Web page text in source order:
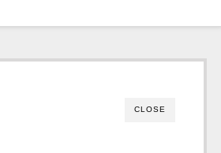
CLOSE